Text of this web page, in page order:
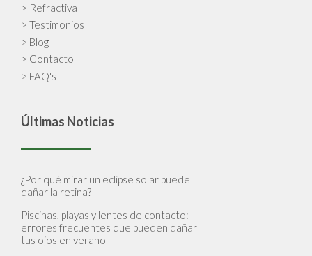
> Refractiva
> Testimonios
> Blog
> Contacto
> FAQ's
Últimas Noticias
¿Por qué mirar un eclipse solar puede
dañar la retina?
Piscinas, playas y lentes de contacto:
errores frecuentes que pueden dañar
tus ojos en verano